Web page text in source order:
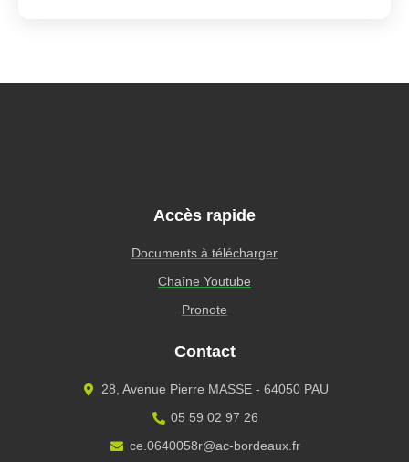
Accès rapide
Documents à télécharger
Chaîne Youtube
Pronote
Contact
28, Avenue Pierre MASSE - 64050 PAU
05 59 02 97 26
ce.0640058r@ac-bordeaux.fr